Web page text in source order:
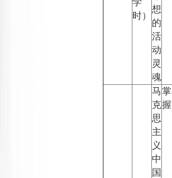
时）
想
的
活
动
灵
魂
马
克
思
主
义
中
国
掌
握